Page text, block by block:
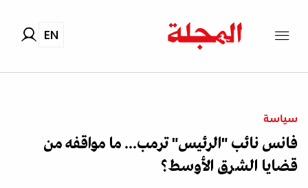
EN
سياسة
فانس نائب "الرئيس" ترمب... ما مواقفه من
قضايا الشرق الأوسط؟